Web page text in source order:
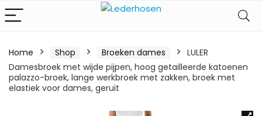
Home Shop Broeken dames
LULER
Damesbroek met wijde pijpen, hoog getailleerde katoenen
palazzo-broek, lange werkbroek met zakken, broek met
elastiek voor dames, geruit